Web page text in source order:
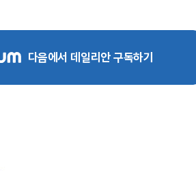
다음에서 데일리안 구독하기